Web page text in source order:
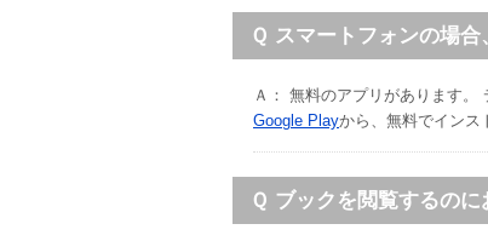
Ｑ スマートフォンの場
Ａ： 無料のアプリがあります
Google Playから、無料でインス
Ｑ ブックを閲覧するの